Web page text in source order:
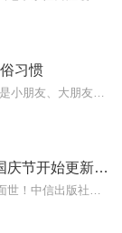
习惯
小猪屏蓬十二生肖神8 羊神篇国庆节开始更新啦！